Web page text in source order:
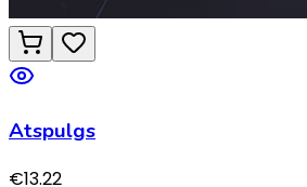
Atspulgs
€13.22